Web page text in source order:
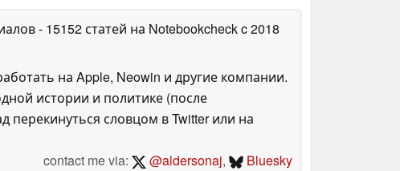
- 15152 статей на Notebookcheckc 2018
на Apple, Neowin и другие компании.
истории и политике (после
словцом в Twitter или на
contact me via:
@aldersonaj, Bluesky